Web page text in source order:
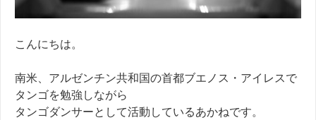
こんにちは。
南米、アルゼンチン共和国の首都ブエノス・アイレスで
タンゴを勉強しながら
タンゴダンサーとして活動しているあかねです。